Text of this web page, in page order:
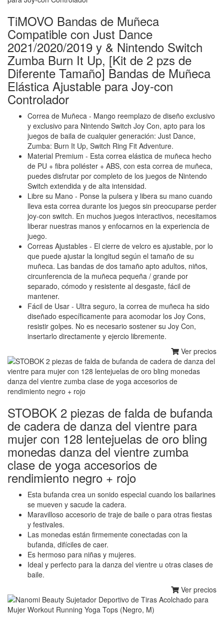
TiMOVO Bandas de Muñeca
Compatible con Just Dance
2021/2020/2019 y & Nintendo Switch
Zumba Burn It Up, [Kit de 2 pzs de
Diferente Tamaño] Bandas de Muñeca
Elástica Ajustable para Joy-con
Controlador
Correa de Muñeca - Mango reemplazo de diseño exclusivo
y exclusivo para Nintendo Switch Joy Con, apto para los
juegos de baila de cualquier generación: Just Dance,
Zumba: Burn It Up, Switch Ring Fit Adventure.
Material Premium - Esta correa elástica de muñeca hecho
de PU + fibra poliéster + ABS, con esta correa de muñeca,
puedes disfrutar por completo de los juegos de Nintendo
Switch extendida y de alta intensidad.
Libre su Mano - Ponse la pulsera y libera su mano cuando
lleva esta correa durante los juegos sin preocuparse perder
joy-con switch. En muchos juegos interactivos, necesitamos
liberar nuestras manos y enfocarnos en la experiencia de
juego.
Correas Ajustables - El cierre de velcro es ajustable, por lo
que puede ajustar la longitud según el tamaño de su
muñeca. Las bandas de dos tamaño apto adultos, niños,
circunferencia de la muñeca pequeña / grande por
separado, cómodo y resistente al desgaste, fácil de
mantener.
Fácil de Usar - Ultra seguro, la correa de muñeca ha sido
diseñado específicamente para acomodar los Joy Cons,
resistir golpes. No es necesario sostener su Joy Con,
insertarlo directamente y ejercio libremente.
Ver precios
STOBOK 2 piezas de falda de bufanda
de cadera de danza del vientre para
mujer con 128 lentejuelas de oro bling
monedas danza del vientre zumba
clase de yoga accesorios de
rendimiento negro + rojo
Esta bufanda crea un sonido especial cuando los bailarines
se mueven y sacude la cadera.
Maravilloso accesorio de traje de baile o para otras fiestas
y festivales.
Las monedas están firmemente conectadas con la
bufanda, difíciles de caer.
Es hermoso para niñas y mujeres.
Ideal y perfecto para la danza del vientre u otras clases de
baile.
Ver precios